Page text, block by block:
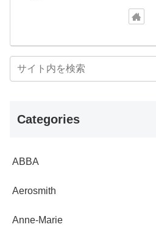
Categories
ABBA
Aerosmith
Anne-Marie